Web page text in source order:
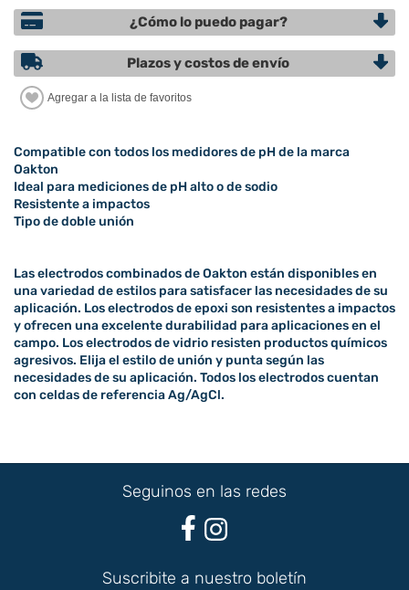
¿Cómo lo puedo pagar?
Plazos y costos de envío
Compatible con todos los medidores de pH de la marca
Oakton
Ideal para mediciones de pH alto o de sodio
Resistente a impactos
Tipo de doble unión
Las electrodos combinados de Oakton están disponibles en
una variedad de estilos para satisfacer las necesidades de su
aplicación. Los electrodos de epoxi son resistentes a impactos
y ofrecen una excelente durabilidad para aplicaciones en el
campo. Los electrodos de vidrio resisten productos químicos
agresivos. Elija el estilo de unión y punta según las
necesidades de su aplicación. Todos los electrodos cuentan
con celdas de referencia Ag/AgCl.
Seguinos en las redes
Suscribite a nuestro boletín